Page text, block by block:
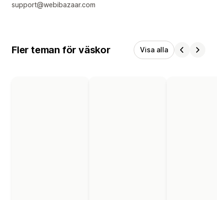
support@webibazaar.com
Fler teman för väskor Visa alla